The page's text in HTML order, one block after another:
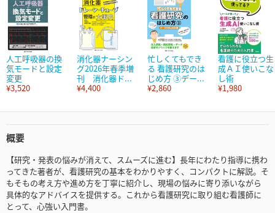
人工呼吸器の換
気モードと設定
変更
¥3,520
消化器ナーシン
グ2026年春季増
刊 消化器ド...
¥4,400
忙しくてもでき
る 看護研究のは
じめ方 ③デー...
¥2,860
看護に役立つ生
成ＡＩ使いこな
し術
¥1,980
概要
【研究・発表の悩みが消えて、スムーズに進む】長年にわたり指導に携わ
ってきた著者が、看護研究の基本をわかりやすく、コンパクトに解説。そ
もそもの考え方や進め方を丁寧に紹介し、現場の悩みに寄り添いながら
具体的なアドバイスを提供する。これから看護研究に取り組む看護師に
とって、心強い入門書。